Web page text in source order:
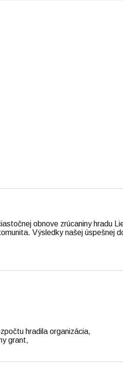
obnove zrúcaniny hradu
Výsledky našej úspešnej
hradila organizácia,
grant,